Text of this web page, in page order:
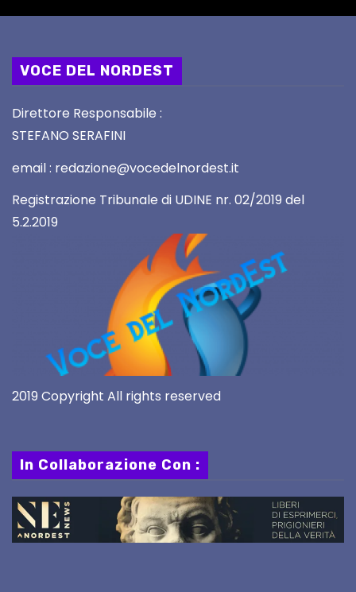
VOCE DEL NORDEST
Direttore Responsabile :
STEFANO SERAFINI
email : redazione@vocedelnordest.it
Registrazione Tribunale di UDINE nr. 02/2019 del
5.2.2019
2019 Copyright All rights reserved
In Collaborazione Con :